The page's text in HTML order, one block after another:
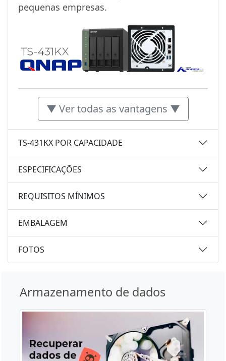
pequenas empresas.
▼ Ver todas as vantagens ▼
TS-431KX POR CAPACIDADE
ESPECIFICAÇÕES
REQUISITOS MÍNIMOS
EMBALAGEM
FOTOS
Armazenamento de dados